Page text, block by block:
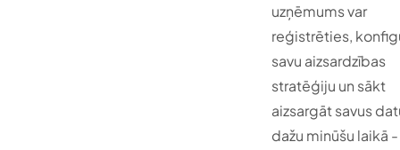
uzņēmums var
reģistrēties,
savu aizsardzības
stratēģiju un sākt
aizsargāt savus
dažu minūšu laikā